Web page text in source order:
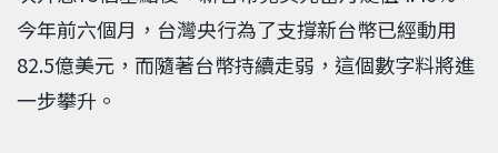
今年前六個月，台灣央行為了支撐新台幣已經動用
82.5億美元，而隨著台幣持續走弱，這個數字料將進
一步攀升。